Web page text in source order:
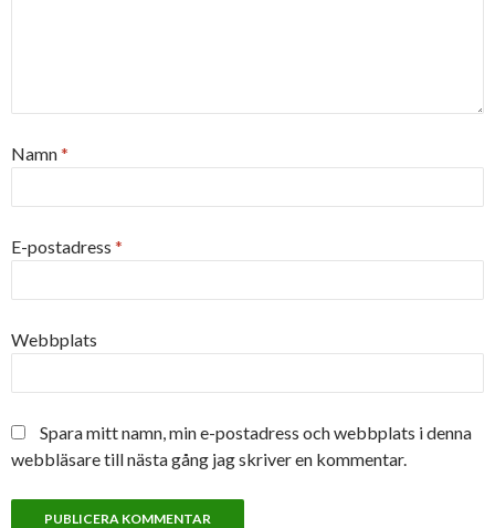
Namn*
E-postadress *
Webbplats
Spara mitt namn, min e-postadress och webbplats i denna
webbläsare till nästa gång jag skriver en kommentar.